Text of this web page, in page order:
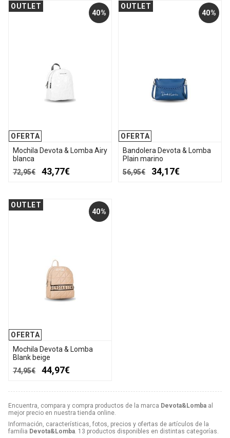
Encuentra, compara y compra productos de la marca Devota&Lomba al
mejor precio en nuestra tienda online.
Información, características, fotos, precios y ofertas de artículos de la
familia Devota&Lomba . 13 productos disponibles en distintas categorías.
40%
OFERTA
OUTLET
Mochila Devota & Lomba Airy
blanca
72,95€
43,77€
40%
OFERTA
OUTLET
Bandolera Devota & Lomba
Plain marino
56,95€
34,17€
40%
OFERTA
OUTLET
Mochila Devota & Lomba
Blank beige
74,95€
44,97€